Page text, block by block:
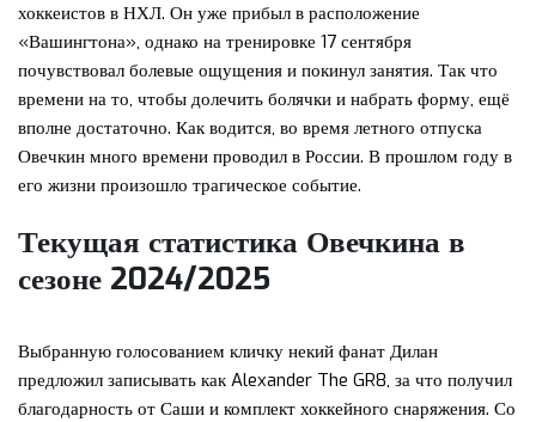
хоккеистов в НХЛ. Он уже прибыл в расположение
«Вашингтона», однако на тренировке 17 сентября
почувствовал болевые ощущения и покинул занятия. Так что
времени на то, чтобы долечить болячки и набрать форму, ещё
вполне достаточно. Как водится, во время летного отпуска
Овечкин много времени проводил в России. В прошлом году в
его жизни произошло трагическое событие.
Текущая статистика Овечкина в
сезоне 2024/2025
Выбранную голосованием кличку некий фанат Дилан
предложил записывать как Alexander The GR8, за что получил
благодарность от Саши и комплект хоккейного снаряжения. Со